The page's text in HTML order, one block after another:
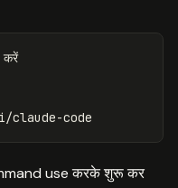
करें
use करके शुरू कर